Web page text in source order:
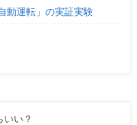
動運転」の実証実験
いい？